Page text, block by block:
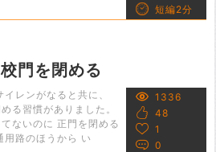
短編2分
門を閉める
レンがなると共に、
る習慣がありました。
ないのに 正門を閉める
用路のほうから い
1336
48
1
0